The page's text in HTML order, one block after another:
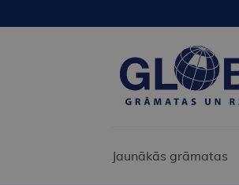
Jaunākās grāmatas